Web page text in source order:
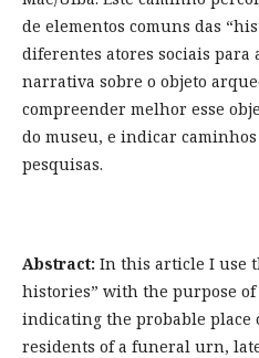
de elementos comuns das
diferentes atores sociais para
narrativa sobre o objeto
compreender melhor esse
do museu, e indicar
pesquisas.
Abstract: In this article I use
histories” with the purpose
indicating the probable place
residents of a funeral urn,